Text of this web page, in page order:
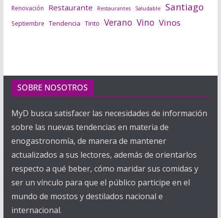
Renovación Restaurante Restaurantes Saludable Santiago
Septiembre Tendencia Tinto Verano Vino Vinos
SOBRE NOSOTROS
MyD busca satisfacer las necesidades de información
sobre las nuevas tendencias en materia de
enogastronomía, de manera de mantener
actualizados a sus lectores, además de orientarlos
respecto a qué beber, cómo maridar sus comidas y
ser un vínculo para que el público participe en el
mundo de mostos y destilados nacional e
internacional.